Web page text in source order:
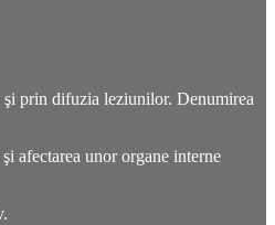
şi prin difuzia leziunilor. Denumirea
afectarea unor organe interne